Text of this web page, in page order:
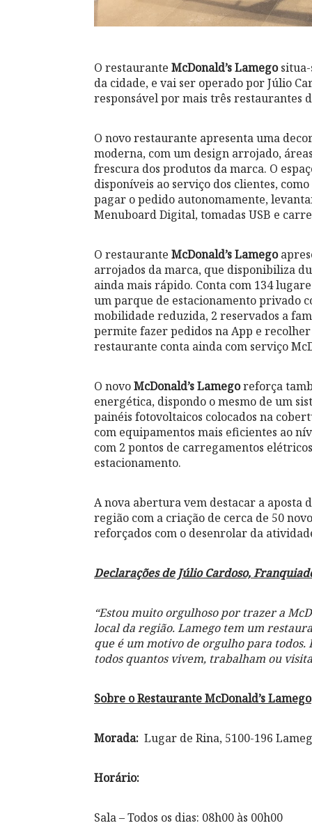
O restaurante McDonald’s Lamego
da cidade, e vai ser operado por Júlio
responsável por mais três restaurantes
O novo restaurante apresenta uma
moderna, com um design arrojado,
frescura dos produtos da marca. O
disponíveis ao serviço dos clientes,
pagar o pedido autonomamente,
Menuboard Digital, tomadas USB e
O restaurante McDonald’s Lamego
arrojados da marca, que disponibiliza
ainda mais rápido. Conta com 134
um parque de estacionamento privado
mobilidade reduzida, 2 reservados a
permite fazer pedidos na App e
restaurante conta ainda com serviço
O novoMcDonald’s Lamegoreforça
energética, dispondo o mesmo de um
painéis fotovoltaicos colocados na
com equipamentos mais eficientes ao
com 2 pontos de carregamentos
estacionamento.
A nova abertura vem destacar a aposta
região com a criação de cerca de 50
reforçados com o desenrolar da
Declarações de Júlio Cardoso,
“Estou muito orgulhoso por trazer a
local da região. Lamego tem um
que é um motivo de orgulho para todos.
todos quantos vivem, trabalham ou
Sobre o Restaurante McDonald’s Lamego
Morada: Lugar de Rina, 5100-196
Horário:
Sala – Todos os dias: 08h00 às 00h00